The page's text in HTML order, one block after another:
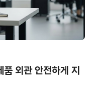
외관 안전하게 지